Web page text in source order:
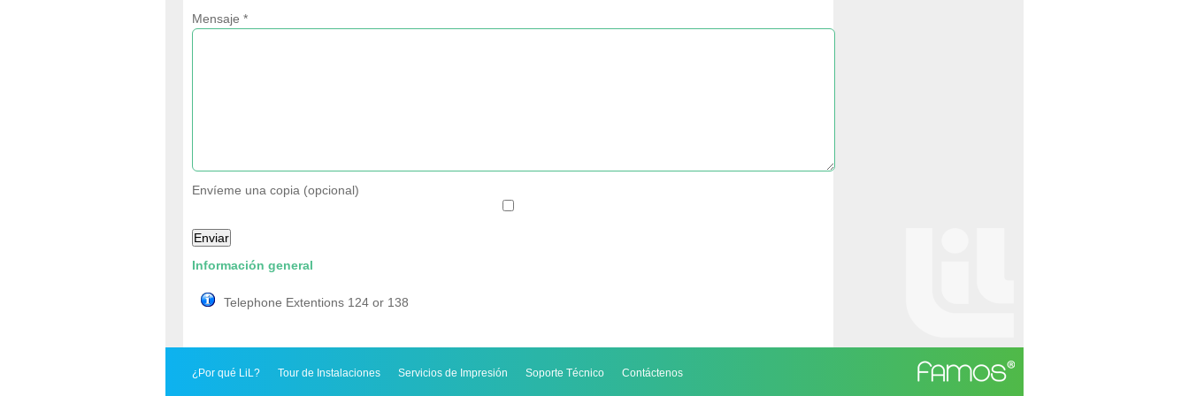
Mensaje *
Envíeme una copia (opcional)
Enviar
Información general
Telephone Extentions 124 or 138
¿Por qué LiL? Tour de Instalaciones Servicios de Impresión Soporte Técnico Contáctenos